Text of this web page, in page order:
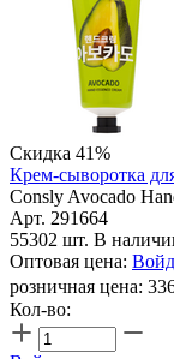
Скидка 41%
Крем-сыворотка
Consly Avocado
Арт. 291664
55302 шт. В
Оптовая цена:
розничная цена:
Кол-во: